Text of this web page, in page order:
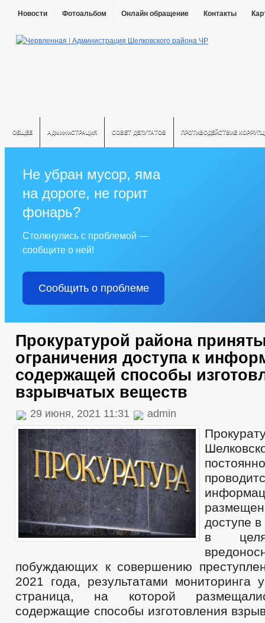
Новости Фотоальбом Онлайн обращение Контакты
ОБЩЕЕ АДМИНИСТРАЦИЯ СОВЕТ ДЕПУТАТОВ ПРОТИВОДЕЙСТВИЕ
Не убран мусор, яма
на дороге, не горит
фонарь?
Столкнулись с проблемой —
сообщите о ней!
Сообщить о проблеме
Прокуратурой района
ограничения доступа к
содержащей способы
взрывчатых веществ
29 июня, 2021 11:31 admin
доступе
в
побуждающих к совершению
2021 года, результатами мониторинга
страница, на которой
содержащие способы изготовления